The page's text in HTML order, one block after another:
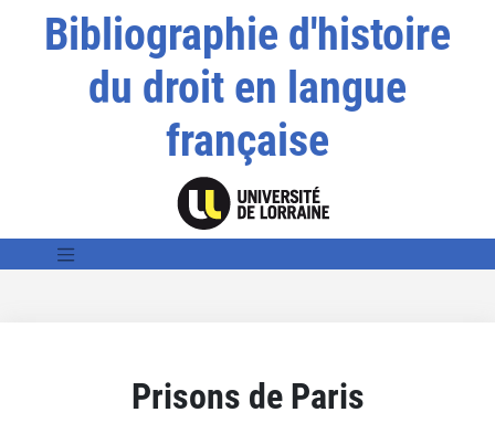
Bibliographie d'histoire
du droit en langue
française
Prisons de Paris